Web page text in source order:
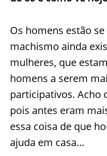
Os homens estão
machismo ainda
mulheres, que
homens a serem
participativos. Acho
pois antes eram
essa coisa de que
ajuda em casa…